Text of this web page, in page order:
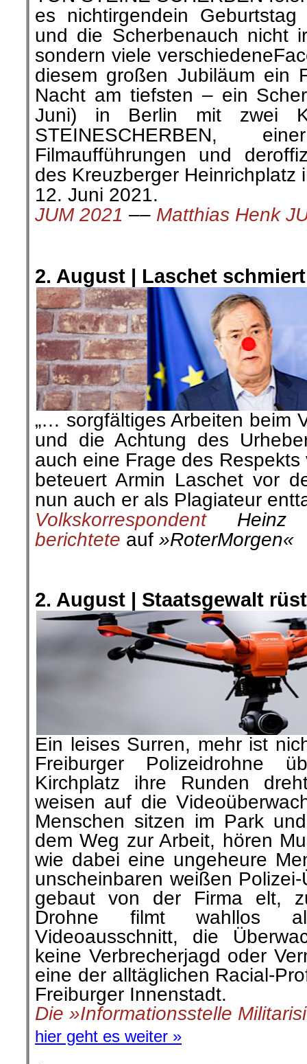
es nichtirgendein
und die Scherbenauch nicht
sondern viele
diesem großen Jubiläum ein
Nacht am tiefsten – ein
Juni) in Berlin mit zwei
STEINESCHERBEN,
Filmaufführungen und
des Kreuzberger Heinrichplatz
12. Juni 2021.
JUM 2021 –– Matthias Henk
2. August | Laschet
„… sorgfältiges Arbeiten beim
und die Achtung des
auch eine Frage des Respekts
beteuert Armin Laschet vor
nun auch er als Plagiateur
VolkskorrespondentHeinz
berichtete auf »RoterMorgen«
2. August Staatsgewalt
Ein leises Surren, mehr ist
Freiburger Polizeidrohne
Kirchplatz ihre Runden
weisen auf die
Menschen sitzen im Park
dem Weg zur Arbeit, hören
wie dabei eine ungeheure
unscheinbaren weißen
gebaut von der Firma elt,
Drohne filmt wahllos
Videoausschnitt, die
keine Verbrecherjagd oder
eine der alltäglichen Racial-
Freiburger Innenstadt.
Die »Informationsstelle
hier geht es weiter »